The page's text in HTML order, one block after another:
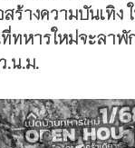
ร้างความบันเทิ
ทหารใหม่จะล
.น.ม.